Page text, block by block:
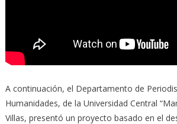
A continuación, el Departamento de
Humanidades, de la Universidad Central
Villas, presentó un proyecto basado en el